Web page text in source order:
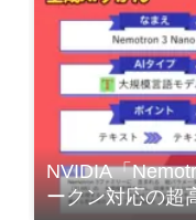
NVIDIA「
ークン対応の超